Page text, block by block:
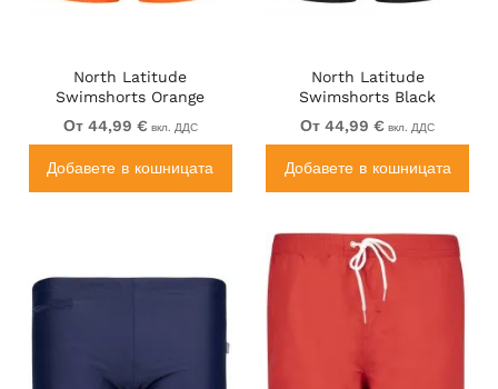
North Latitude
Swimshorts Orange
От 44,99 € вкл. ДДС
Добавете в кошницата
North Latitude
Swimshorts Black
От 44,99 € вкл. ДДС
Добавете в кошницата